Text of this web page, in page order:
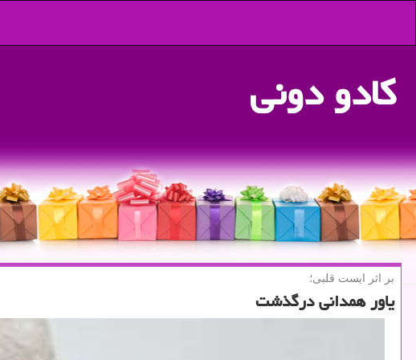
كادو دونی
بر اثر ایست قلبی؛
یاور همدانی درگذشت